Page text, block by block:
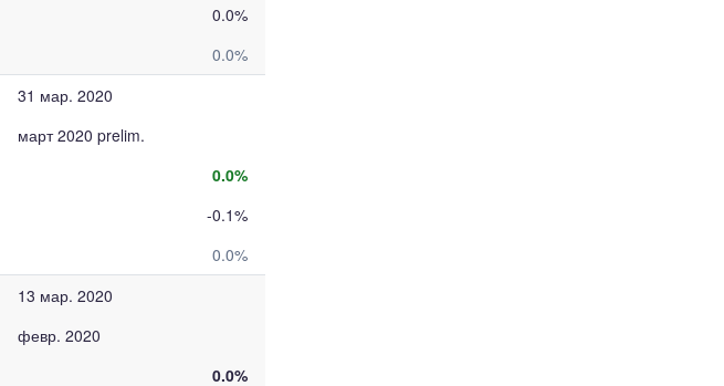
0.0%
0.0%
31 мар. 2020
март 2020 prelim.
0.0%
-0.1%
0.0%
13 мар. 2020
февр. 2020
0.0%